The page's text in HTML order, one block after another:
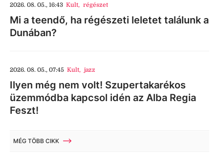
2026. 08. 05., 16:43 Kult, régészet
Mi a teendő, ha régészeti leletet találunk a
Dunában?
2026. 08. 05., 07:45 Kult, jazz
Ilyen még nem volt! Szupertakarékos
üzemmódba kapcsol idén az Alba Regia
Feszt!
MÉG TÖBB CIKK